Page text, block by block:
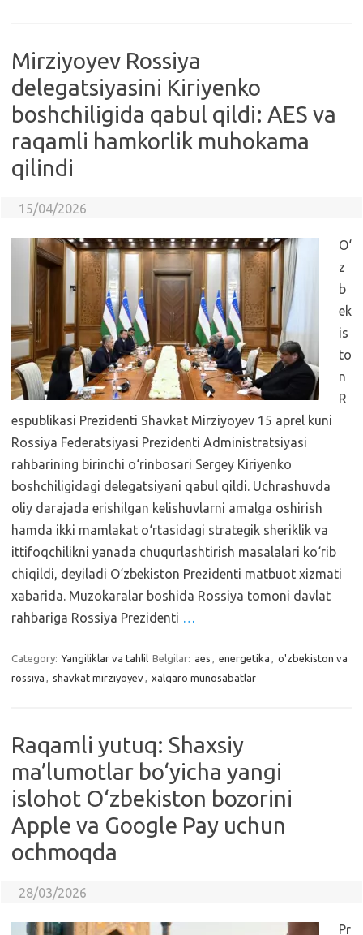
Mirziyoyev Rossiya
delegatsiyasini Kiriyenko
boshchiligida qabul qildi: AES va
raqamli hamkorlik muhokama
qilindi
15/04/2026
O‘
z
b
ek
is
to
n
R
espublikasi Prezidenti Shavkat Mirziyoyev 15 aprel kuni
Rossiya Federatsiyasi Prezidenti Administratsiyasi
rahbarining birinchi o‘rinbosari Sergey Kiriyenko
boshchiligidagi delegatsiyani qabul qildi. Uchrashuvda
oliy darajada erishilgan kelishuvlarni amalga oshirish
hamda ikki mamlakat o‘rtasidagi strategik sheriklik va
ittifoqchilikni yanada chuqurlashtirish masalalari ko‘rib
chiqildi, deyiladi O‘zbekiston Prezidenti matbuot xizmati
xabarida. Muzokaralar boshida Rossiya tomoni davlat
rahbariga Rossiya Prezidenti …
Category: Yangiliklar va tahlil Belgilar: aes , energetika , o'zbekiston va
rossiya , shavkat mirziyoyev, xalqaro munosabatlar
Raqamli yutuq: Shaxsiy
ma’lumotlar bo‘yicha yangi
islohot O‘zbekiston bozorini
Apple va Google Pay uchun
ochmoqda
28/03/2026
Pr